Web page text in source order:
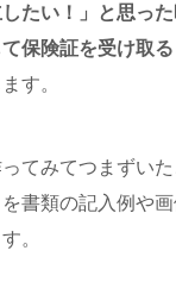
したい！」と思っ
保険証を受け取
す。
てみてつまずい
書類の記入例や
。